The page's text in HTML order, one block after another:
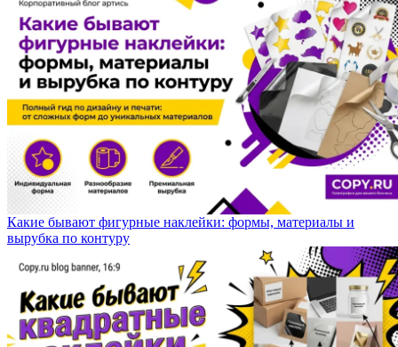
Какие бывают фигурные наклейки: формы, материалы и
вырубка по контуру